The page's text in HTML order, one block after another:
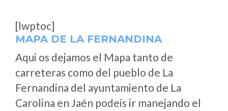
[lwptoc]
MAPA DE LA FERNANDINA
Aqui os dejamos el Mapa tanto de
carreteras como del pueblo de La
Fernandina del ayuntamiento de La
Carolina en Jaén podeis ir manejando el